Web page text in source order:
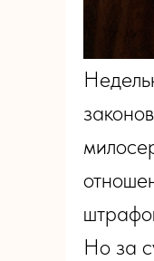
Но за